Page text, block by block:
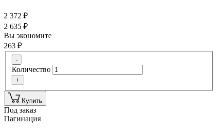
2 372 ₽
2 635 ₽
Вы экономите
263 ₽
-
Количество
+
Купить
Под заказ
Пагинация